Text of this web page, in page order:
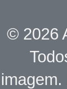
© 2026